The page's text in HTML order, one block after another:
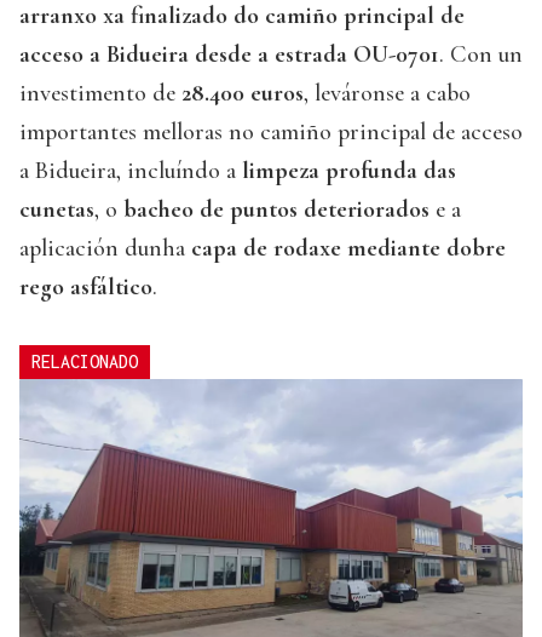
arranxo xa finalizado do camiño principal de
acceso a Bidueira desde a estrada OU-0701. Con un
investimento de 28.400 euros, leváronse a cabo
importantes melloras no camiño principal de acceso
a Bidueira, incluíndo a limpeza profunda das
cunetas, o bacheo de puntos deteriorados e a
aplicación dunha capa de rodaxe mediante dobre
rego asfáltico.
RELACIONADO